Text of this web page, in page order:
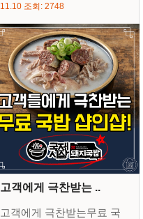
11.10 조회: 2748
고객에게 극찬받는 ..
고객에게 극찬받는무료 국